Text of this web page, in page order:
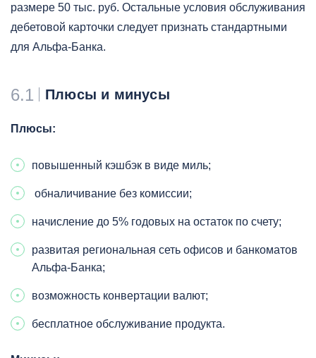
размере 50 тыс. руб. Остальные условия обслуживания
дебетовой карточки следует признать стандартными
для Альфа-Банка.
6.1 Плюсы и минусы
Плюсы:
повышенный кэшбэк в виде миль;
обналичивание без комиссии;
начисление до 5% годовых на остаток по счету;
развитая региональная сеть офисов и банкоматов
Альфа-Банка;
возможность конвертации валют;
бесплатное обслуживание продукта.